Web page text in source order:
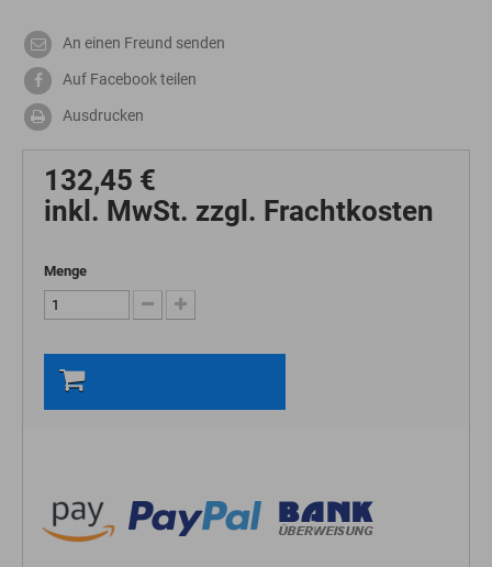
An einen Freund senden
Auf Facebook teilen
Ausdrucken
132,45 €
inkl. MwSt. zzgl. Frachtkosten
Menge